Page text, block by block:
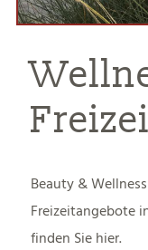
Beauty &
Freizeitangebote
finden Sie hier.